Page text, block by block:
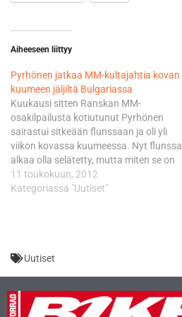
Aiheeseen liittyy
Pyrhönen jatkaa MM-kultajahtia kovan
kuumeen jäljiltä Bulgariassa
Kuukausi sitten Ranskan MM-
osakilpailusta kotiutunut Pyrhönen
sairastui sitkeään flunssaan ja oli yli
viikon kovassa kuumeessa. Nyt flunssa
alkaa olla selätetty, mutta miten se on
vaikuttanut hyvinkääläisen kuntoon, on
hienoinen arvoitus. Mies itse uskoo
11 toukokuun, 2012
Kategoriassa "Uutiset"
Uutiset